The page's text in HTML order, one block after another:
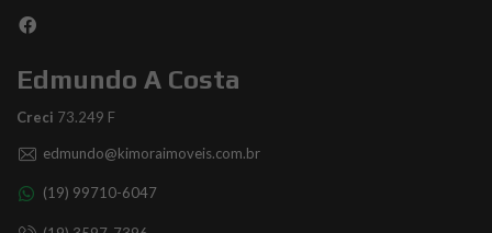
Edmundo A Costa
Creci 73.249 F
edmundo@kimoraimoveis.com.br
(19) 99710-6047